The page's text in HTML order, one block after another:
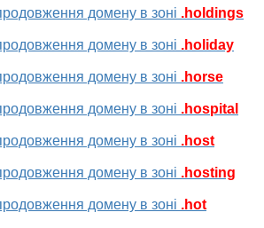
домену в зоні .holdings
домену в зоні .holiday
домену в зоні .horse
домену в зоні .hospital
домену в зоні .host
домену в зоні .hosting
домену в зоні .hot